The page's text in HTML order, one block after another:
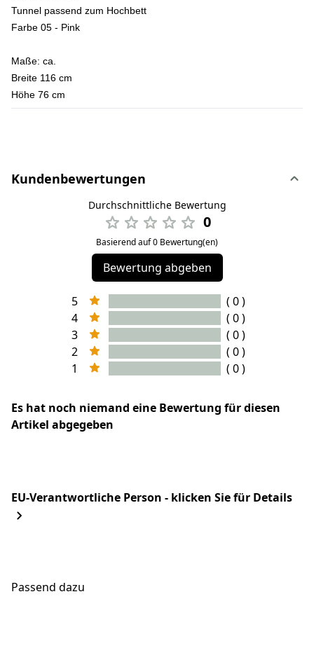
Tunnel passend zum Hochbett
Farbe 05 - Pink
Maße: ca.
Breite 116 cm
Höhe 76 cm
Kundenbewertungen
Durchschnittliche Bewertung
0
Basierend auf 0 Bewertung(en)
Bewertung abgeben
5
( 0 )
4
( 0 )
3
( 0 )
2
( 0 )
1
( 0 )
Es hat noch niemand eine Bewertung für diesen
Artikel abgegeben
EU-Verantwortliche Person - klicken Sie für Details
Passend dazu